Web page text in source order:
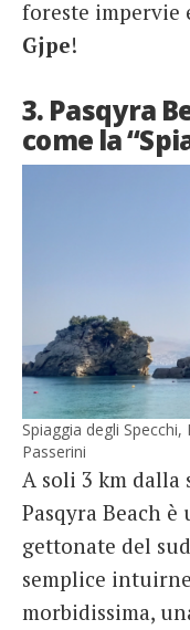
foreste impervie
Gjpe!
3. Pasqyra
come la
Spiaggia degli
Passerini
A soli 3 km dalla
Pasqyra Beach
gettonate del
semplice
morbidissima,